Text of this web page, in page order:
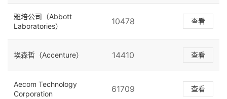
雅培公司（Abbott
Laboratories）
10478 查看
埃森哲（Accenture） 14410 查看
Aecom Technology
Corporation
61709 查看